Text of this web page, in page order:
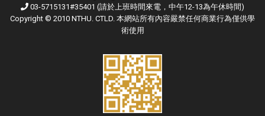
03-5715131#35401 (請於上班時間來電，中午12-13為午休時間)
Copyright © 2010 NTHU. CTLD. 本網站所有內容嚴禁任何商業行為僅供學
術使用